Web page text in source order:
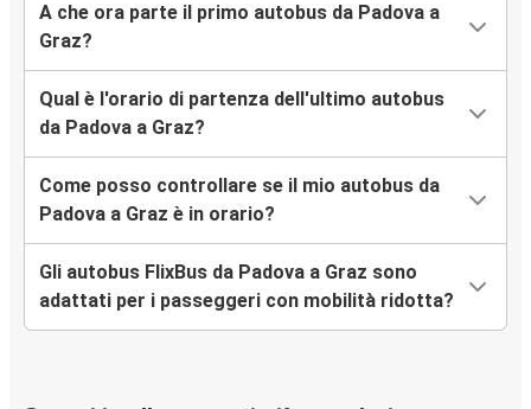
A che ora parte il primo autobus da Padova a
Graz?
Qual è l'orario di partenza dell'ultimo autobus
da Padova a Graz?
Come posso controllare se il mio autobus da
Padova a Graz è in orario?
Gli autobus FlixBus da Padova a Graz sono
adattati per i passeggeri con mobilità ridotta?